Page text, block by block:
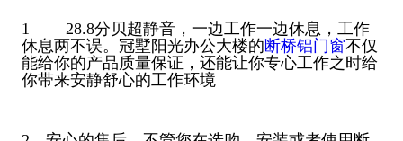
1 28.8分贝超静音，一边工作一边休息，工作
休息两不误。冠墅阳光办公大楼的断桥铝门窗不仅
能给你的产品质量保证，还能让你专心工作之时给
你带来安静舒心的工作环境